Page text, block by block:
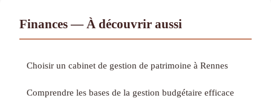
Finances — À découvrir aussi
Choisir un cabinet de gestion de patrimoine à Rennes
Comprendre les bases de la gestion budgétaire efficace